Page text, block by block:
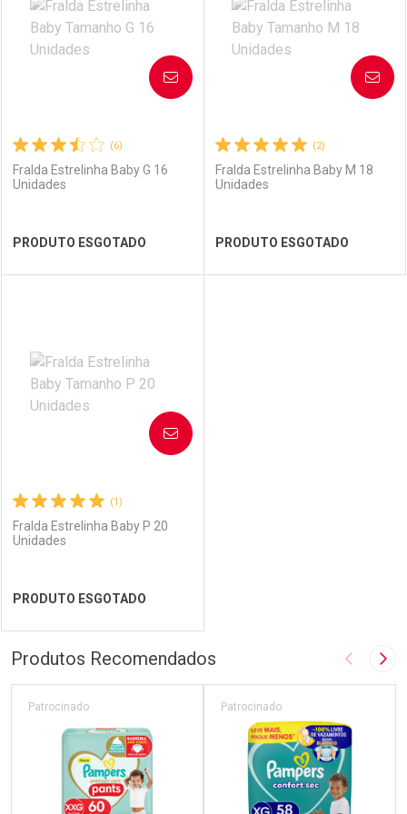
Ver Desconto Convênio Ver Desconto Convênio
(6)
Fralda Estrelinha Baby G 16
Unidades
PRODUTO ESGOTADO
AVISE-ME
Laboratório
Ver Desconto Convênio
Por Menos
(2)
Fralda Estrelinha Baby M 18
Unidades
PRODUTO ESGOTADO
AVISE-ME
(1)
Fralda Estrelinha Baby P 20
Unidades
PRODUTO ESGOTADO
AVISE-ME
FECHAR
Laboratório
FECHAR
Por Menos
Produtos Recomendados Imagem
Patrocinado Patrocinado